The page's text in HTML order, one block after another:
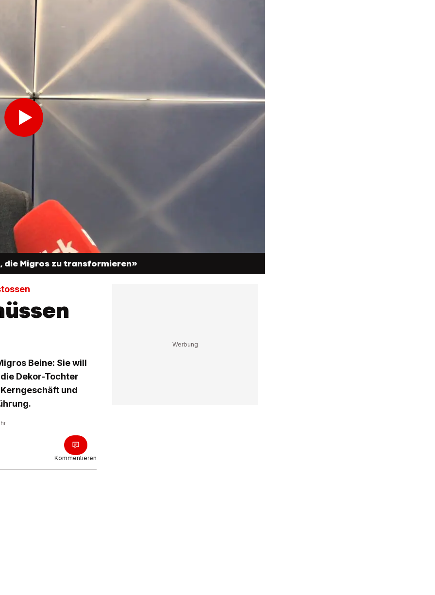
die Migros zu transformieren»
Beine: Sie will
Dekor-Tochter
und
Kommentieren